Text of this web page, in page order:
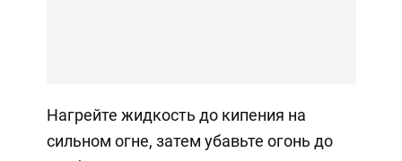
Нагрейте жидкость до кипения на
сильном огне, затем убавьте огонь до